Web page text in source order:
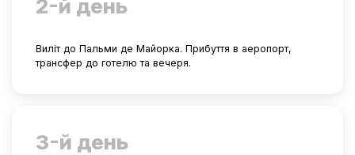
2-й день
Виліт до Пальми де Майорка. Прибуття в аеропорт,
трансфер до готелю та вечеря.
3-й день